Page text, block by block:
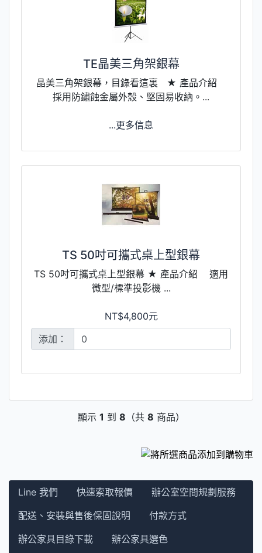
TE晶美三角架銀幕
晶美三角架銀幕，目錄看這裏 ★ 產品介紹
採用防鏽蝕金屬外殼、堅固易收納。...
...更多信息
TS 50吋可攜式桌上型銀幕
TS 50吋可攜式桌上型銀幕 ★ 產品介紹 適用
微型/標準投影機 ...
NT$4,800元
添加：
顯示 1 到 8 （共 8 商品）
Line 我們 快速索取報價
辦公室空間規劃服務
配送、安裝與售後保固說明
付款方式
辦公家具目錄下載
辦公家具選色